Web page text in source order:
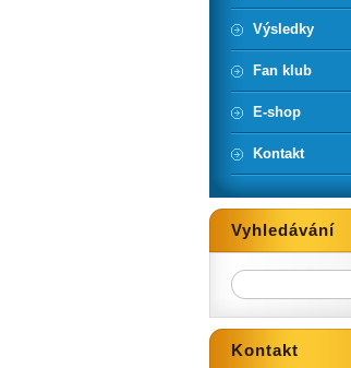
Výsledky
Fan klub
E-shop
Kontakt
Vyhledávání
Kontakt